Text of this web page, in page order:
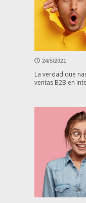
24/5/2021
La verdad que
ventas B2B en